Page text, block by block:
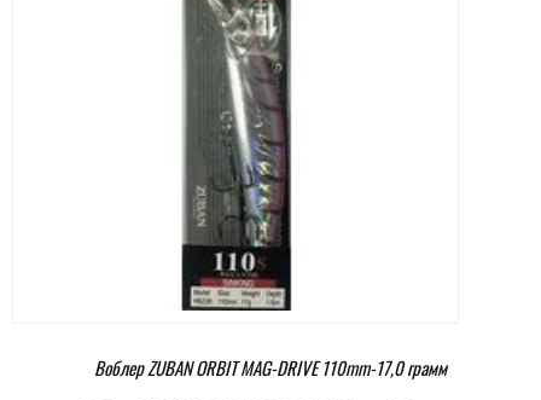
Воблер ZUBAN ORBIT MAG-DRIVE 110mm-17,0 грамм